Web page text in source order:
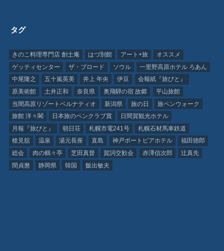
タグ
きのこ料理専門店 創士庵 はづ別館 アート+旅
オススメ
ゲッティセンター
ザ・ブロード ソウル
一里野高原ホテル ろあん
中尾隆之
五十嵐英美 井上 年央 伊豆
会報紙『旅びと』
原美術館
土井正和 奈良県 奥飛騨の宿 故郷
平山旅館
当間高原リゾートベルナティオ
新潟県 旅の日
旅ペンウォーク
旅館 洋々閣
日本旅のペンクラブ賞
日間賀観光ホテル
月報『旅びと』
朝日荘 札幌市電241号
札幌石材馬車鉄道
槍見舘
温泉 湯元長座 直島 神戸ポートピアホテル
福田徳郎
総会
肉の鶴々亭 芝田真督 賀詞交歓会 赤澤信次郎
辻真先
間貞麿
静岡県 韓国 飯出敏夫